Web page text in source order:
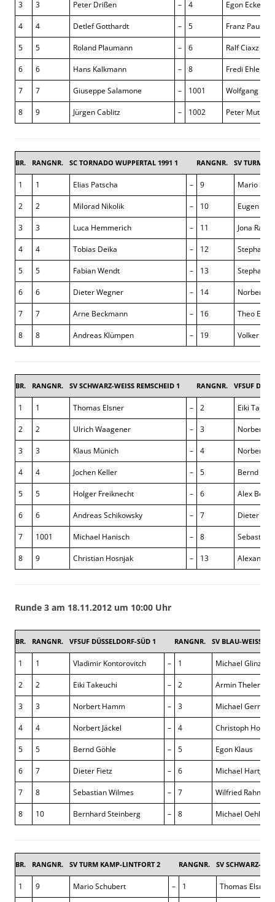
3 3 Peter Drißen – 4 Egon Eckert
4 4 Detlef Gotthardt – 5 Franz Paus
5 5 Roland Plaumann – 6 Ralf Ciaxz
6 6 Hans Kalkmann – 8 Fredi Ehlers
7 7 Giuseppe Salamone – 1001 Wolfgang
8 9 Jürgen Cablitz – 1002 Peter Muthen
BR. RANGNR. SC TORNADO WUPPERTAL 1991 1 RANGNR. SV TURM
1 1 Elias Patscha – 9 Mario
2 2 Milorad Nikolik – 10 Eugen
3 3 Luca Hemmerich – 11 Jona
4 4 Tobias Deika – 12 Stephan
5 5 Fabian Wendt – 13 Stephan
6 6 Dieter Wegner – 14 Norbert
7 7 Arne Beckmann – 16 Theo
8 8 Andreas Klümpen – 19 Volker
BR. RANGNR. SV SCHWARZ-WEISS REMSCHEID 1 RANGNR. VFSUF
1 1 Thomas Elsner – 2 Eiki
2 2 Ulrich Waagener – 3 Norbert
3 3 Klaus Münich – 4 Norbert
4 4 Jochen Keller – 5 Bernd
5 5 Holger Freiknecht – 6 Alex
6 6 Andreas Schikowsky – 7 Dieter
7 1001 Michael Hanisch – 8 Sebastian
8 9 Christian Hosnjak – 13 Alexander
Runde 3 am 18.11.2012 um 10:00 Uhr
BR. RANGNR. VFSUF DÜSSELDORF-SÜD 1 RANGNR. SV BLAU-WEISS
1 1 Vladimir Kontorovitch – 1 Michael Glinzk
2 2 Eiki Takeuchi – 2 Armin Thelen
3 3 Norbert Hamm – 3 Michael Gerndorf
4 4 Norbert Jäckel – 4 Christoph
5 5 Bernd Göhle – 5 Egon Klaus
6 7 Dieter Fietz – 6 Michael Hartges
7 8 Sebastian Wilmes – 7 Wilfried Rahn
8 10 Bernhard Steinberg – 8 Michael Oehlers
BR. RANGNR. SV TURM KAMP-LINTFORT 2 RANGNR. SV SCHWARZ-
1 9 Mario Schubert – 1 Thomas Elsner